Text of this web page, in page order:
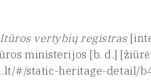
vertybių registras
ministerijos [b. d.]
#/static-heritage-detail/